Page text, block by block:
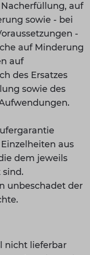
auf
sowie - bei
-
auf Minderung
auf
des Ersatzes
sowie des
aus
dem jeweils
unbeschadet der
nicht lieferbar